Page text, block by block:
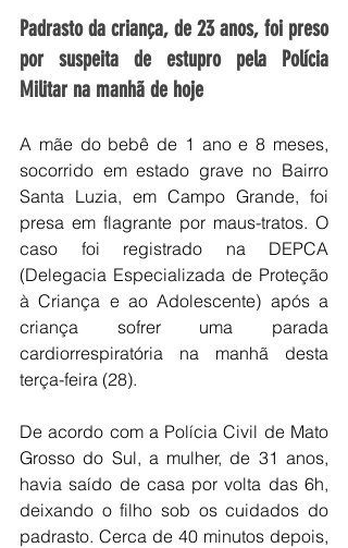
Padrasto da criança, de 23 anos, foi preso
por suspeita de estupro pela Polícia
Militar na manhã de hoje
A mãe do bebê de 1 ano e 8 meses,
socorrido em estado grave no Bairro
Santa Luzia, em Campo Grande, foi
presa em flagrante por maus-tratos. O
caso foi registrado na DEPCA
(Delegacia Especializada de Proteção
à Criança e ao Adolescente) após a
criança sofrer uma parada
cardiorrespiratória na manhã desta
terça-feira (28).
De acordo com a Polícia Civil de Mato
Grosso do Sul, a mulher, de 31 anos,
havia saído de casa por volta das 6h,
deixando o filho sob os cuidados do
padrasto. Cerca de 40 minutos depois,